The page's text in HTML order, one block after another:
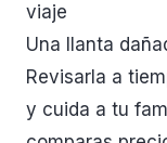
viaje
Una llanta
Revisarla a
y cuida a tu